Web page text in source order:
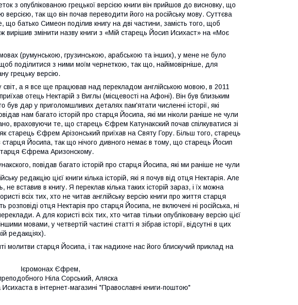
з опублікованою грецької версією книги він прийшов до висновку, що
версією, так що він почав переводити його на російську мову. Суттєва
що батько Симеон поділив книгу на дві частини, замість того, щоб
вирішив змінити назву книги з «Мій старець Йосип Исихаст» на «Моє
(румунською, грузинською, арабською та інших), у мене не було
поділитися з ними моїм чернеткою, так що, найімовірніше, для
грецьку версію.
світ, а я все ще працював над перекладом англійською мовою, в 2011
отець Нектарій з Виглы (місцевості на Афоні). Він був близьким
дар у приголомшливих деталях пам'ятати численні історії, які
нам багато історій про старця Йосипа, які ми ніколи раніше не чули
враховуючи те, що старець Єфрем Катунакский почав спілкуватися зі
старець Єфрем Арізонський приїхав на Святу Гору. Більш того, старець
старця Йосипа, так що нічого дивного немає в тому, що старець Йосип
Єфрема Аризонскому.
повідав багато історій про старця Йосипа, які ми раніше не чули
редакцію цієї книги кілька історій, які я почув від отця Нектарія. Але
не вставив в книгу. Я переклав кілька таких історій зараз, і їх можна
всіх тих, хто не читав англійську версію книги про життя старця
отця Нектарія про старця Йосипа, не включені ні російська, ні
А для користі всіх тих, хто читав тільки опубліковану версію цієї
мовами, у четвертій частині статті я зібрав історії, відсутні в цих
редакціях).
молитви старця Йосипа, і так надихне нас його блискучий приклад на
Ієромонах Єфрем,
Ніла Сорський, Аляска
в інтернет-магазині "Православні книги-поштою"